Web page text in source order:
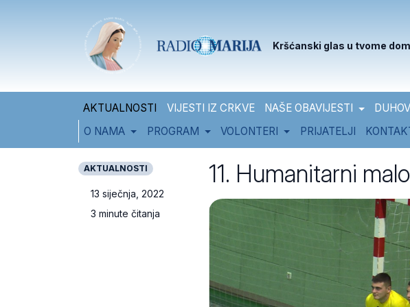
Kršćanski glas u tvome
AKTUALNOSTI VIJESTI IZ CRKVE NAŠE OBAVIJESTI
O NAMA
PROGRAM VOLONTERI PRIJATELJI
AKTUALNOSTI
13 siječnja, 2022
3 minute čitanja
11. Humanitarni